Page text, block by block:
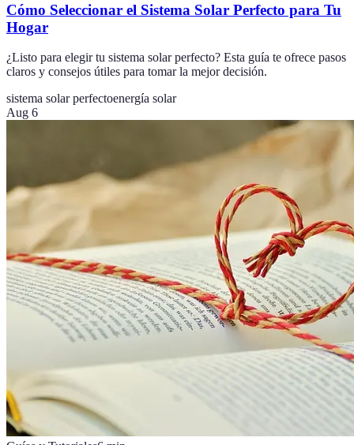
Cómo Seleccionar el Sistema Solar Perfecto para Tu
Hogar
¿Listo para elegir tu sistema solar perfecto? Esta guía te ofrece pasos
claros y consejos útiles para tomar la mejor decisión.
sistema solar perfectoenergía solar
Aug 6